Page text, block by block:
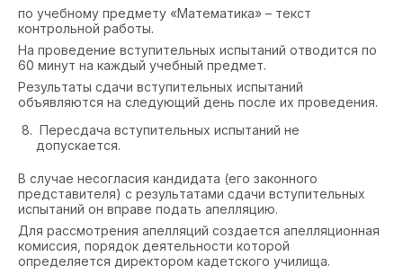
по учебному предмету «Математика» – текст
контрольной работы.
На проведение вступительных испытаний отводится по
60 минут на каждый учебный предмет.
Результаты сдачи вступительных испытаний
объявляются на следующий день после их проведения.
Пересдача вступительных испытаний не
допускается.
В случае несогласия кандидата (его законного
представителя) с результатами сдачи вступительных
испытаний он вправе подать апелляцию.
Для рассмотрения апелляций создается апелляционная
комиссия, порядок деятельности которой
определяется директором кадетского училища.